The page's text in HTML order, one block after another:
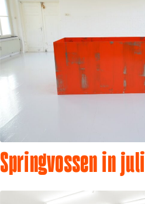
Springvossen in juli